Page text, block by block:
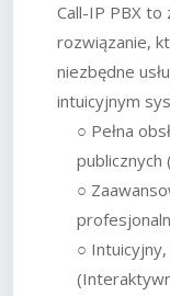
Call-IP PBX to
rozwiązanie,
niezbędne
intuicyjnym
○ Pełna
○
○